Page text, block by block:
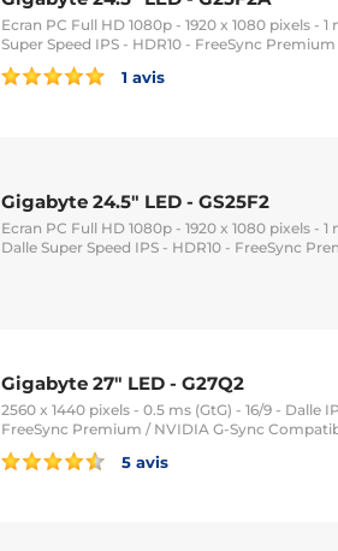
Ecran PC Full HD 1080p - 1920 x 1080 pixels -
Super Speed IPS - HDR10 - FreeSync
1 avis
Gigabyte 24.5" LED - GS25F2
Ecran PC Full HD 1080p - 1920 x 1080 pixels -
Dalle Super Speed IPS - HDR10 - FreeSync
Gigabyte 27" LED - G27Q2
2560 x 1440 pixels - 0.5 ms (GtG) - 16/9 - Dalle
FreeSync Premium / NVIDIA G-Sync
5 avis